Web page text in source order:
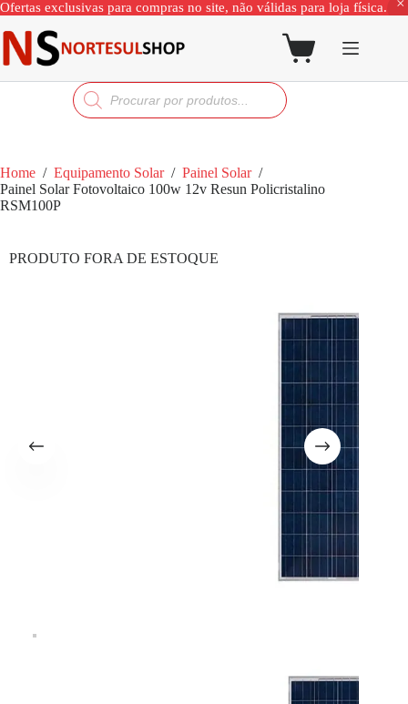
Ofertas exclusivas para compras no site, não válidas para loja física.
Home / Equipamento Solar / Painel Solar /
Painel Solar Fotovoltaico 100w 12v Resun Policristalino
RSM100P
PRODUTO FORA DE ESTOQUE